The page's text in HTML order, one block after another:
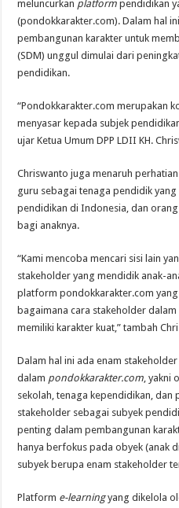
meluncurkan platform pendidikan
(pondokkarakter.com). Dalam hal
pembangunan karakter untuk
(SDM) unggul dimulai dari
pendidikan.
“Pondokkarakter.com merupakan
menyasar kepada subjek
ujar Ketua Umum DPP LDII KH.
Chriswanto juga menaruh
guru sebagai tenaga pendidik
pendidikan di Indonesia, dan
bagi anaknya.
“Kami mencoba mencari sisi lain
stakeholder yang mendidik anak-
platform pondokkarakter.com
bagaimana cara stakeholder
memiliki karakter kuat,” tambah
Dalam hal ini ada enam
dalam pondokkarakter.com, yakni
sekolah, tenaga kependidikan, dan
stakeholder sebagai subyek
penting dalam pembangunan
hanya berfokus pada obyek (anak
subyek berupa enam stakeholder
Platform e-learningyang dikelola